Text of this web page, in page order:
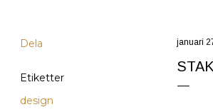
Dela
Etiketter
design
januari